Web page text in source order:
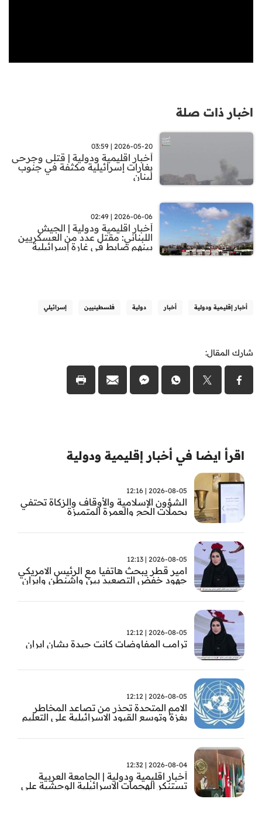
اخبار ذات صلة
2026-05-20 | 03:59
أخبار اقليمية ودولية | قتلى وجرحى
بغارات إسرائيلية مكثفة في جنوب
لبنان
2026-06-06 | 02:49
أخبار اقليمية ودولية | الجيش
اللبناني: مقتل عدد من العسكريين
بينهم ضابط في غارة إسرائيلية
أخبار إقليمية ودولية أخبار دولية فلسطينيين إسرائيلي
شارك المقال:
اقرأ ايضا في أخبار إقليمية ودولية
2026-08-05 | 12:16
الشؤون الإسلامية والأوقاف والزكاة تحتفي
بحملات الحج والعمرة المتميزة
2026-08-05 | 12:13
امير قطر يبحث هاتفيا مع الرئيس الامريكي
جهود خفض التصعيد بين واشنطن وايران
2026-08-05 | 12:12
ترامب المفاوضات كانت جيدة بشان ايران
2026-08-05 | 12:12
الامم المتحدة تحذر من تصاعد المخاطر
بغزة وتوسع القيود الاسرائيلية على التعليم
2026-08-04 | 12:32
أخبار اقليمية ودولية | الجامعة العربية
تستنكر الهجمات الاسرائيلية الوحشية على